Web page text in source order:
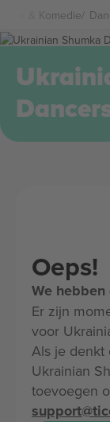
& Komedie
Oeps!
We
Er zijn
voor
Als je denkt
Ukrainian
toevoegen